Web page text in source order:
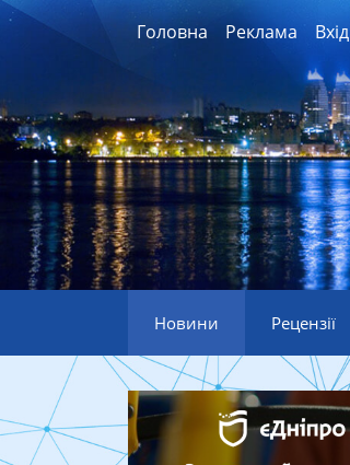
Головна Реклама Вхід
Новини Рецензії